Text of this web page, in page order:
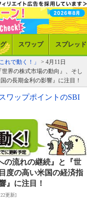
スワップ スプレッド
れで動く！」
> 4月11日
界の株式市場の動向』、そし
の長期金利の影響』に注目！
ワップポイントのSBI
の流れの継続』と『世
度の高い米国の経済指
』に注目！
更新]